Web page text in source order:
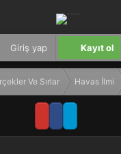
Giriş yap Kayıt ol
Ve Sırlar Havas İlmi